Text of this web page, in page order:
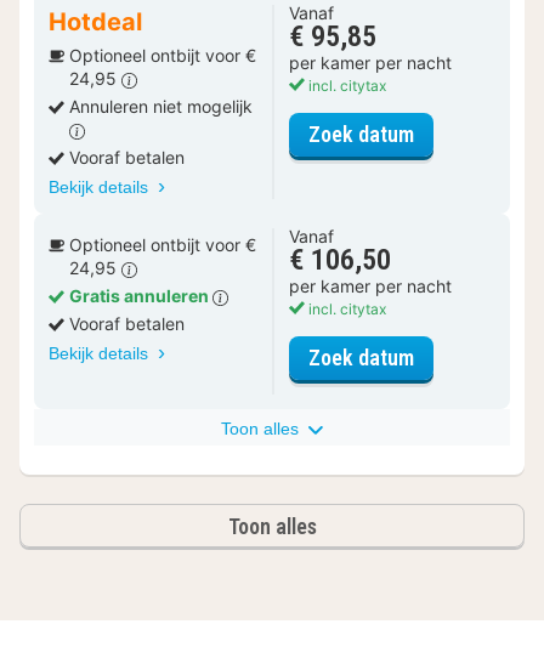
Hotdeal
Optioneel ontbijt voor €
24,95
Annuleren niet mogelijk
Vooraf betalen
Bekijk details
Vanaf
€ 95,85
per kamer per nacht
incl. citytax
Zoek datumvoor Superior
Optioneel ontbijt voor €
24,95
Gratis annuleren
Vooraf betalen
Bekijk details
Vanaf
€ 106,50
per kamer per nacht
incl. citytax
Zoek datumvoor Superior
Toon alles
Toon alles